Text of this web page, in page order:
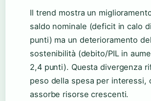
Il trend mostra un
saldo nominale (deficit in calo
punti) ma un deterioramento
sostenibilità (debito/PIL in
2,4 punti). Questa divergenza
peso della spesa per interessi,
assorbe risorse crescenti.